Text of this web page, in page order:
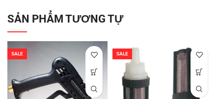
SẢN PHẨM TƯƠNG TỰ
SALE SALE